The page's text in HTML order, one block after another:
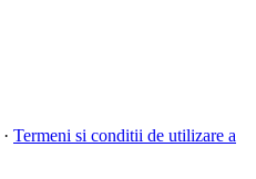
· Termeni si conditii de utilizare a